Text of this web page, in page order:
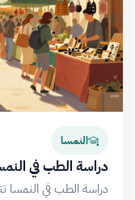
النمسا
دراسة الطب في